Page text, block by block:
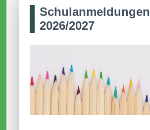
Schul­anmel­dungen
2026/2027